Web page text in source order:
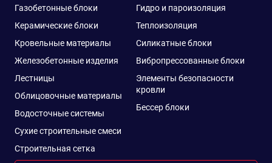
Газобетонные блоки
Керамические блоки
Кровельные материалы
Железобетонные изделия
Лестницы
Облицовочные материалы
Водосточные системы
Сухие строительные смеси
Строительная сетка
Гидро и пароизоляция
Теплоизоляция
Силикатные блоки
Вибропрессованные блоки
Элементы безопасности
кровли
Бессер блоки